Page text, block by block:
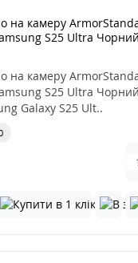
на камеру
S25 Ultra Чорний
на камеру
S25 Ultra Чорний
Galaxy S25 Ult..